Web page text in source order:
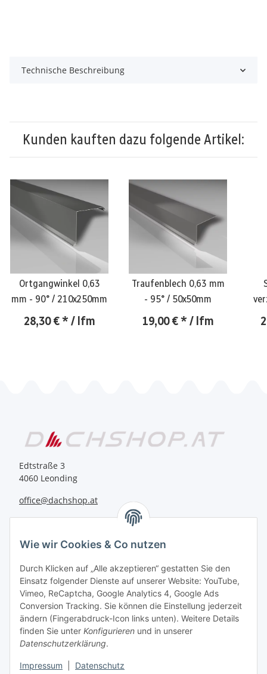
Technische Beschreibung
Kunden kauften dazu folgende Artikel:
Ortgangwinkel 0,63
mm - 90° / 210x250mm
28,30 €* / lfm
Traufenblech 0,63 mm
- 95° / 50x50mm
19,00 €* / lfm
Edtstraße 3
4060 Leonding
office@dachshop.at
Informationen
Sie haben Fragen zu
+43 732 67 37 27
Wie wir Cookies & Co nutzen
Durch Klicken auf „Alle akzeptieren“ gestatten Sie den
Einsatz folgender Dienste auf unserer Website: YouTube,
Vimeo, ReCaptcha, Google Analytics 4, Google Ads
Conversion Tracking. Sie können die Einstellung jederzeit
ändern (Fingerabdruck-Icon links unten). Weitere Details
finden Sie unter Konfigurieren und in unserer
Datenschutzerklärung.
Impressum Datenschutz